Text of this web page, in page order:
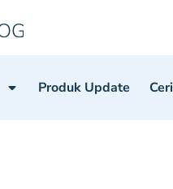
Produk Update